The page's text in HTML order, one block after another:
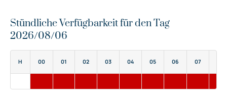
Stündliche Verfügbarkeit für den Tag
2026/08/06
H 00 01 02 03 04 05 06 07